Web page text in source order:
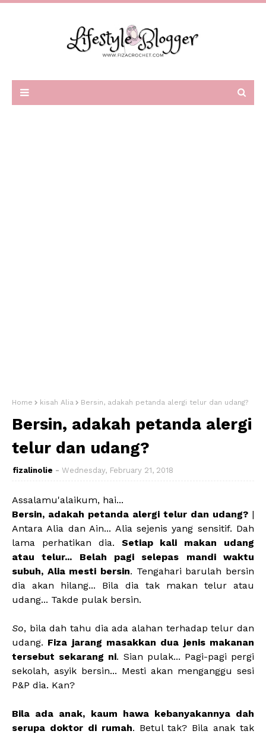
Home kisah Alia Bersin, adakah petanda alergi telur dan udang?
Bersin, adakah petanda alergi
telur dan udang?
fizalinolie Wednesday, February 21, 2018
Assalamu'alaikum, hai...
Bersin, adakah petanda alergi telur dan udang? |
Antara Alia dan Ain... Alia sejenis yang sensitif. Dah
lama perhatikan dia. Setiap kali makan udang
atau telur... Belah pagi selepas mandi waktu
subuh, Alia mesti bersin. Tengahari barulah bersin
dia akan hilang... Bila dia tak makan telur atau
udang... Takde pulak bersin.
So, bila dah tahu dia ada alahan terhadap telur dan
udang. Fiza jarang masakkan dua jenis makanan
tersebut sekarang ni. Sian pulak... Pagi-pagi pergi
sekolah, asyik bersin... Mesti akan menganggu sesi
P&P dia. Kan?
Bila ada anak, kaum hawa kebanyakannya dah
serupa doktor di rumah. Betul tak? Bila anak tak